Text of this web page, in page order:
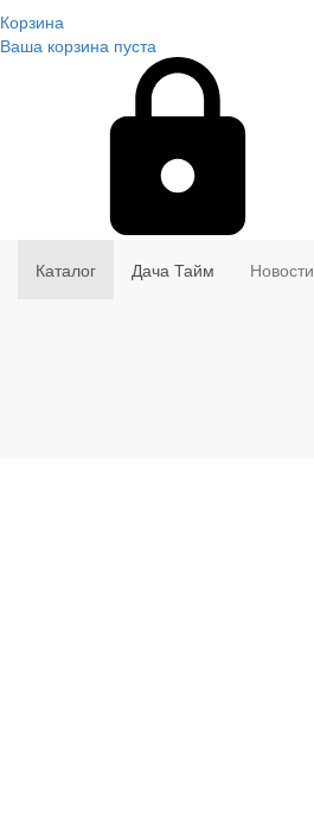
Корзина
Ваша корзина пуста
Каталог
Дача Тайм Новости